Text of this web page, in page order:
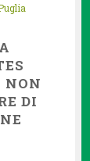
NON
DI